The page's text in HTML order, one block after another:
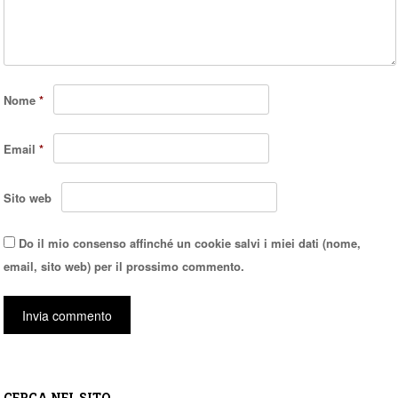
Nome*
Email*
Sito web
Do il mio consenso affinché un cookie salvi i miei dati (nome,
email, sito web) per il prossimo commento.